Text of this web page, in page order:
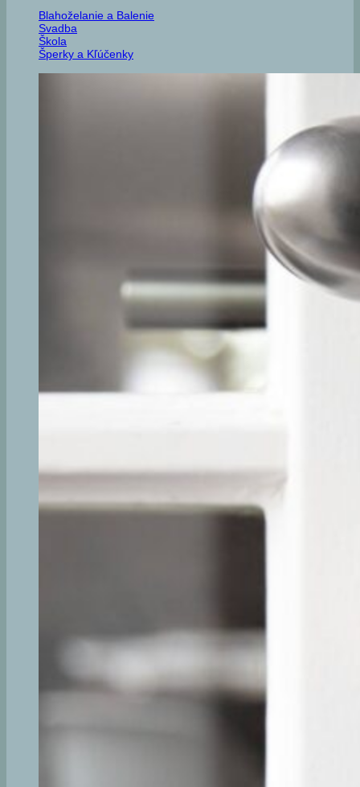
Blahoželanie a Balenie
Svadba
Škola
Šperky a Kľúčenky